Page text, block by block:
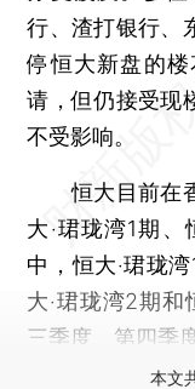
行、渣打银行、
停恒大新盘的
请，但仍接受现
不受影响。
恒大目前在香
大‧珺珑湾1期、
中，恒大‧珺珑
大‧珺珑湾2期和
三季度、第四季
本文